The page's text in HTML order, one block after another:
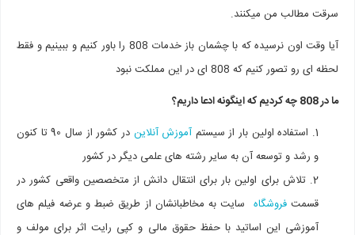
سرقت مطالب من میکنند.
آیا وقت اون نرسیده که با چشمان باز خدمات 808 را باور کنیم و ببینیم و فقط
لحظه ای رو تصور کنیم که 808 ای در این مملکت نبود
ما در 808 چه کردیم که اینگونه ادعا داریم؟
استفاده اولین بار از سیستمآموزش آنلاین
در کشور از سال 90 تا کنون
و رشد و توسعه آن به سایر رشته های علمی دیگر در کشور
تلاش برای اولین بار برای انتقال دانش از متخصصین واقعی کشور در
قسمتفروشگاهسایت به مخاطبانشان از طریق ضبط و عرضه فیلم های
آموزشی این اساتید با حفظ حقوق مالی و کپی رایت اثر برای مولف و